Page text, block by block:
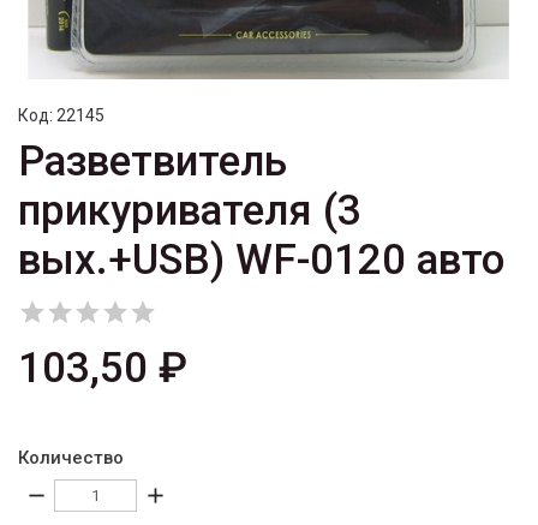
Код: 22145
Разветвитель
прикуривателя (3
вых.+USB) WF-0120 авто

103,50 ₽
Количество
remove add